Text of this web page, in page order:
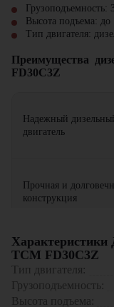
Грузоподъемность:
Высота подъема:
Тип двигателя:
Преимущества
FD30C3Z
Надежный
двигатель
Прочная и
конструкция
Легкость
TCM FD30C3Z
Тип двигателя:
Грузоподъемность:
Высота подъема: